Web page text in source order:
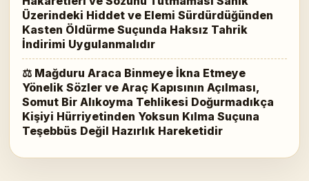
Üzerindeki Hiddet ve Elemi Sürdürdüğünden
Kasten Öldürme Suçunda Haksız Tahrik
İndirimi Uygulanmalıdır
⚖ Mağduru Araca Binmeye İkna Etmeye
Yönelik Sözler ve Araç Kapısının Açılması,
Somut Bir Alıkoyma Tehlikesi Doğurmadıkça
Kişiyi Hürriyetinden Yoksun Kılma Suçuna
Teşebbüs Değil Hazırlık Hareketidir